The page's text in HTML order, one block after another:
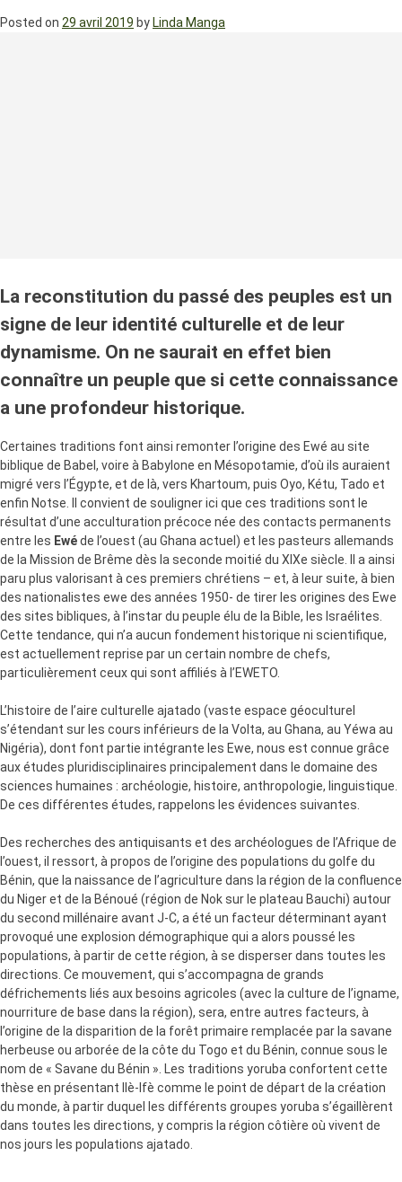
Posted on 29 avril 2019 by Linda Manga
La reconstitution du passé des peuples est un
signe de leur identité culturelle et de leur
dynamisme. On ne saurait en effet bien
connaître un peuple que si cette connaissance
a une profondeur historique.
Certaines traditions font ainsi remonter l’origine des Ewé au site
biblique de Babel, voire à Babylone en Mésopotamie, d’où ils auraient
migré vers l’Égypte, et de là, vers Khartoum, puis Oyo, Kétu, Tado et
enfin Notse. Il convient de souligner ici que ces traditions sont le
résultat d’une acculturation précoce née des contacts permanents
entre les Ewéde l’ouest (au Ghana actuel) et les pasteurs allemands
de la Mission de Brême dès la seconde moitié du XIXe siècle. Il a ainsi
paru plus valorisant à ces premiers chrétiens – et, à leur suite, à bien
des nationalistes ewe des années 1950- de tirer les origines des Ewe
des sites bibliques, à l’instar du peuple élu de la Bible, les Israélites.
Cette tendance, qui n’a aucun fondement historique ni scientifique,
est actuellement reprise par un certain nombre de chefs,
particulièrement ceux qui sont affiliés à l’EWETO.
L’histoire de l’aire culturelle ajatado (vaste espace géoculturel
s’étendant sur les cours inférieurs de la Volta, au Ghana, au Yéwa au
Nigéria), dont font partie intégrante les Ewe, nous est connue grâce
aux études pluridisciplinaires principalement dans le domaine des
sciences humaines : archéologie, histoire, anthropologie, linguistique.
De ces différentes études, rappelons les évidences suivantes.
Des recherches des antiquisants et des archéologues de l’Afrique de
l’ouest, il ressort, à propos de l’origine des populations du golfe du
Bénin, que la naissance de l’agriculture dans la région de la confluence
du Niger et de la Bénoué (région de Nok sur le plateau Bauchi) autour
du second millénaire avant J-C, a été un facteur déterminant ayant
provoqué une explosion démographique qui a alors poussé les
populations, à partir de cette région, à se disperser dans toutes les
directions. Ce mouvement, qui s’accompagna de grands
défrichements liés aux besoins agricoles (avec la culture de l’igname,
nourriture de base dans la région), sera, entre autres facteurs, à
l’origine de la disparition de la forêt primaire remplacée par la savane
herbeuse ou arborée de la côte du Togo et du Bénin, connue sous le
nom de « Savane du Bénin ». Les traditions yoruba confortent cette
thèse en présentant Ilè-Ifè comme le point de départ de la création
du monde, à partir duquel les différents groupes yoruba s’égaillèrent
dans toutes les directions, y compris la région côtière où vivent de
nos jours les populations ajatado.